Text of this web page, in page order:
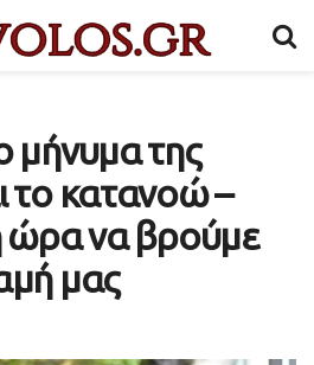
μήνυμα της
το κατανοώ –
ώρα να βρούμε
μας